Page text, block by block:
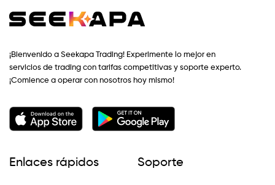
¡Bienvenido a Seekapa Trading! Experimente lo mejor en
servicios de trading con tarifas competitivas y soporte experto.
¡Comience a operar con nosotros hoy mismo!
Enlaces rápidos Soporte